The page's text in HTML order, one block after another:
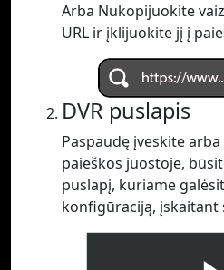
Arba Nukopijuokite
URL ir įklijuokite jį į
DVR puslapis
Paspaudę įveskite
paieškos juostoje,
puslapį, kuriame
konfigūraciją,